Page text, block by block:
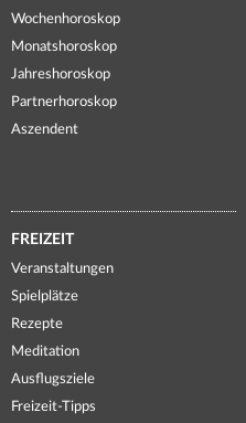
Wochenhoroskop
Monatshoroskop
Jahreshoroskop
Partnerhoroskop
Aszendent
FREIZEIT
Veranstaltungen
Spielplätze
Rezepte
Meditation
Ausflugsziele
Freizeit-Tipps